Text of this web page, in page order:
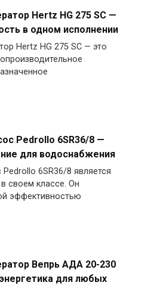
Hertz HG 275 SC —
в одном исполнении
Hertz HG 275 SC — это
Pedrollo 6SR36/8 —
для водоснабжения
6SR36/8 является
своем классе. Он
эффективностью
Вепрь АДА 20-230
для любых